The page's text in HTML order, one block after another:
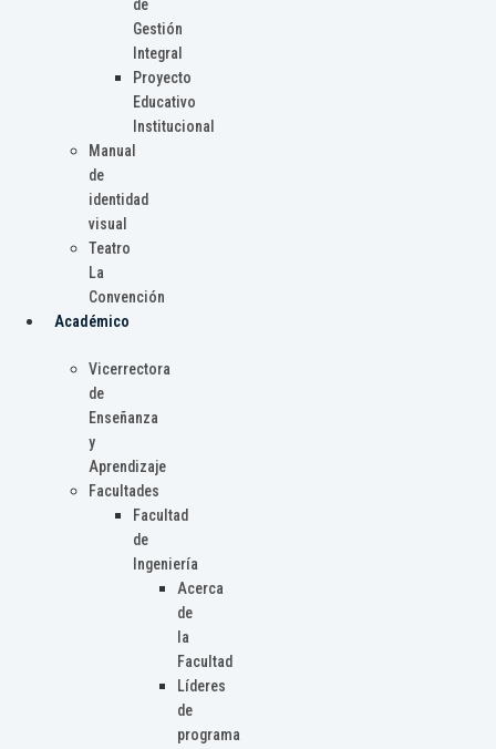
de
Gestión
Integral
Proyecto
Educativo
Institucional
Manual
de
identidad
visual
Teatro
La
Convención
Académico
Vicerrectora
de
Enseñanza
y
Aprendizaje
Facultades
Facultad
de
Ingeniería
Acerca
de
la
Facultad
Líderes
de
programa